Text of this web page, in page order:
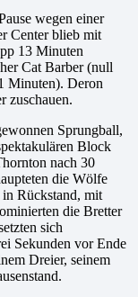
wegen einer
Center blieb mit
13 Minuten
Cat Barber (null
Minuten). Deron
zuschauen.
Sprungball,
Block
nach 30
die Wölfe
Rückstand, mit
die Bretter
sich
Sekunden vor Ende
Dreier, seinem